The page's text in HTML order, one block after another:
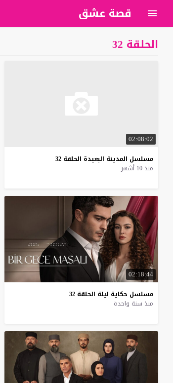
قصة عشق
الحلقة 32
02:08:02
مسلسل المدينة البعيدة الحلقة 32
منذ 10 أشهر
02:18:44
مسلسل حكاية ليلة الحلقة 32
منذ سنة واحدة